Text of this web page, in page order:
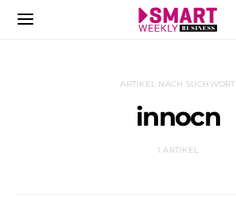
ARTIKEL NACH SUCHWORT
innocn
1 ARTIKEL